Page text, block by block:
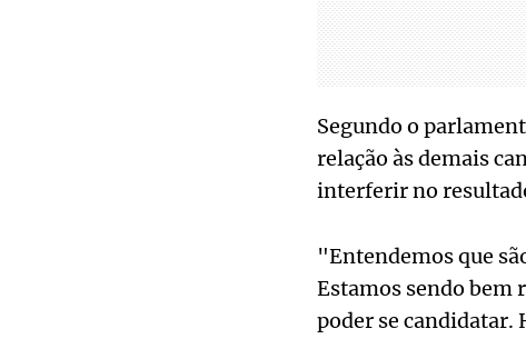
Segundo o
relação às demais
interferir no
"Entendemos que
Estamos sendo bem
poder se candidatar.